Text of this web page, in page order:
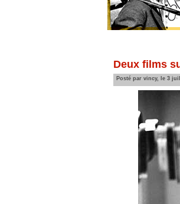
Deux films
Posté par vincy, le 3